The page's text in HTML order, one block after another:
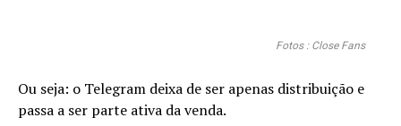
Fotos : Close Fans
Ou seja: o Telegram deixa de ser apenas distribuição e
passa a ser parte ativa da venda.